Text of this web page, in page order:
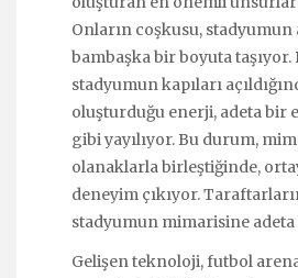
Onların coşkusu,
bambaşka bir boyuta
stadyumun kapıları
oluşturduğu enerji, adeta bir
gibi yayılıyor. Bu durum,
olanaklarla birleştiğinde,
deneyim çıkıyor.
stadyumun mimarisine
Gelişen teknoloji, futbol